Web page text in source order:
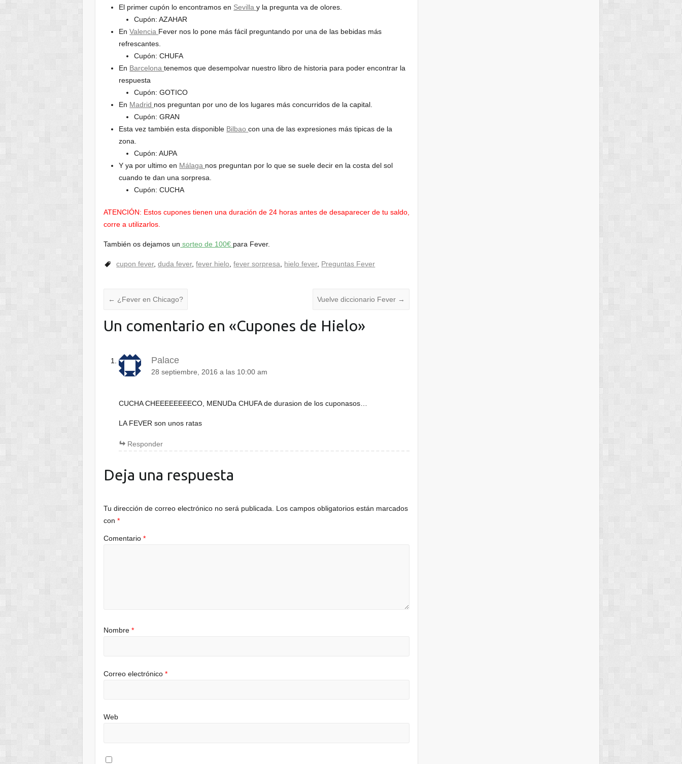
El primer cupón lo encontramos en Sevillay la pregunta va de olores.
Cupón: AZAHAR
EnValencia Fever nos lo pone más fácil preguntando por una de las bebidas más
refrescantes.
Cupón: CHUFA
En Barcelonatenemos que desempolvar nuestro libro de historia para poder encontrar la
respuesta
Cupón: GOTICO
En Madrid nos preguntan por uno de los lugares más concurridos de la capital.
Cupón: GRAN
Esta vez también esta disponible Bilbaocon una de las expresiones más tipicas de la
zona.
Cupón: AUPA
Y ya por ultimo en Málaga nos preguntan por lo que se suele decir en la costa del sol
cuando te dan una sorpresa.
Cupón: CUCHA
ATENCIÓN: Estos cupones tienen una duración de 24 horas antes de desaparecer de tu saldo,
corre a utilizarlos.
También os dejamos un sorteo de 100€ para Fever.
cupon fever,duda fever,fever hielo,fever sorpresa, hielo fever, Preguntas Fever
← ¿Fever en Chicago? Vuelve diccionario Fever →
Un comentario en «Cupones de Hielo»
Palace
28 septiembre, 2016 a las 10:00 am
CUCHA CHEEEEEEEECO, MENUDa CHUFA de durasion de los cuponasos…
LA FEVER son unos ratas
Responder
Deja una respuesta
Tu dirección de correo electrónico no será publicada.
Los campos obligatorios están marcados
con*
Comentario*
Nombre*
Correo electrónico*
Web